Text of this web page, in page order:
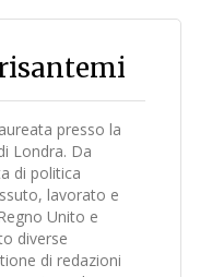
presso la
Londra. Da
di politica
lavorato e
Unito e
diverse
di redazioni